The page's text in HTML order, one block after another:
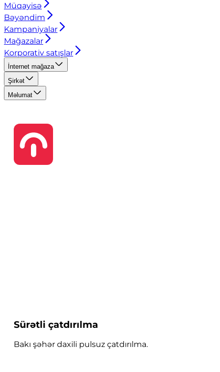
Müqayisə
Bəyəndim
Kampaniyalar
Mağazalar
Korporativ satışlar
İnternet mağaza
Şirkət
Məlumat
Sürətli çatdırılma
Bakı şəhər daxili pulsuz çatdırılma.